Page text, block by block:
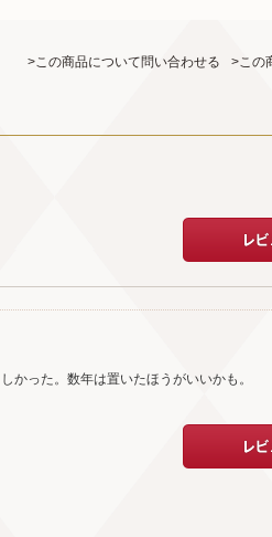
>この商品について問い合わせる >この
かった。数年は置いたほうがいいかも。